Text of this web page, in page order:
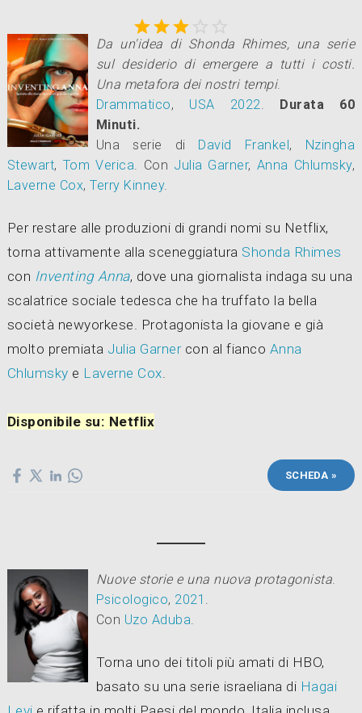

Da un'idea di Shonda Rhimes, una serie
sul desiderio di emergere a tutti i costi.
Una metafora dei nostri tempi.
Drammatico, USA 2022
Durata 60
Minuti.
Una serie di David Frankel, Nzingha
Stewart, Tom Verica Con Julia Garner, Anna Chlumsky,
Laverne Cox,Terry Kinney.
Per restare alle produzioni di grandi nomi su Netflix,
torna attivamente alla sceneggiatura Shonda Rhimes
con Inventing Anna, dove una giornalista indaga su una
scalatrice sociale tedesca che ha truffato la bella
società newyorkese. Protagonista la giovane e già
molto premiata Julia Garnercon al fianco Anna
Chlumsky e Laverne Cox
Disponibile su: Netflix
SCHEDA »
Nuove storie e una nuova protagonista
Psicologico, 2021
Con Uzo Aduba
Torna uno dei titoli più amati di HBO,
basato su una serie israeliana di Hagai